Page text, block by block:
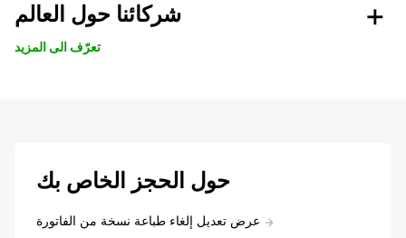
شركائنا حول العالم
تعرّف الى المزيد
حول الحجز الخاص بك
عرض تعديل إلغاء طباعة نسخة من الفاتورة